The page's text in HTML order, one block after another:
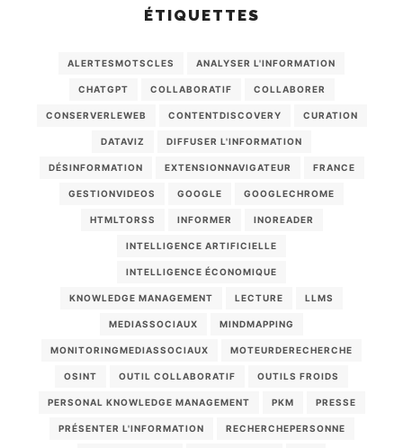
ÉTIQUETTES
ALERTESMOTSCLES ANALYSER L'INFORMATION
CHATGPT COLLABORATIF COLLABORER
CONSERVERLEWEB CONTENTDISCOVERY CURATION
DATAVIZ DIFFUSER L'INFORMATION
DÉSINFORMATION EXTENSIONNAVIGATEUR FRANCE
GESTIONVIDEOS GOOGLE GOOGLECHROME
HTMLTORSS INFORMER INOREADER
INTELLIGENCE ARTIFICIELLE
INTELLIGENCE ÉCONOMIQUE
KNOWLEDGE MANAGEMENT LECTURE LLMS
MEDIASSOCIAUX MINDMAPPING
MONITORINGMEDIASSOCIAUX MOTEURDERECHERCHE
OSINT OUTIL COLLABORATIF OUTILS FROIDS
PERSONAL KNOWLEDGE MANAGEMENT PKM PRESSE
PRÉSENTER L'INFORMATION RECHERCHEPERSONNE